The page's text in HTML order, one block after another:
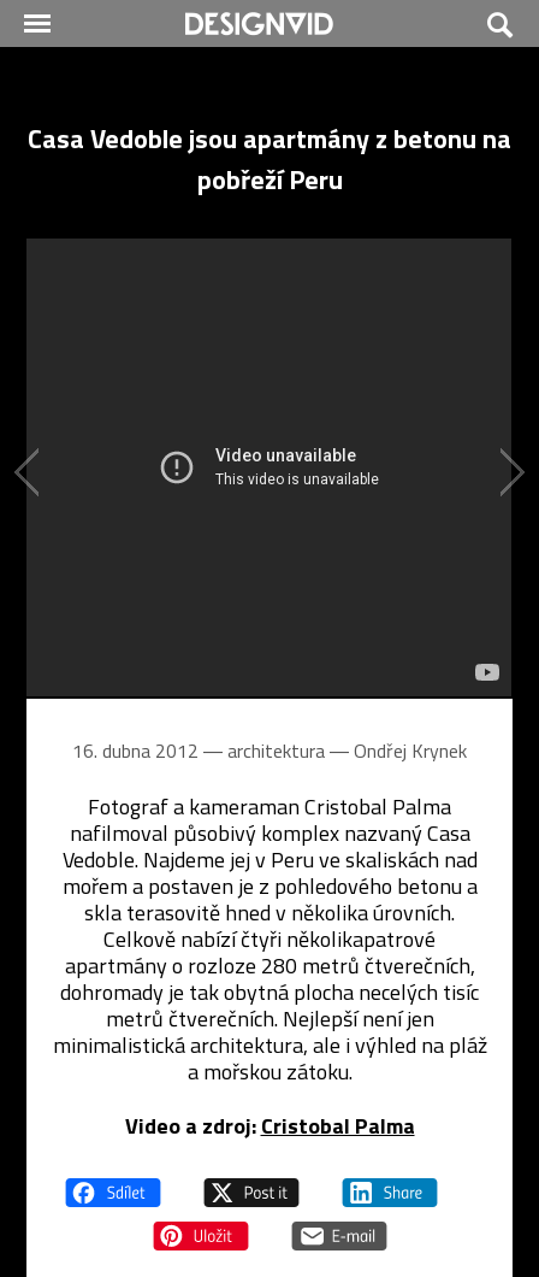
Casa Vedoble jsou apartmány z betonu na
pobřeží Peru
16. dubna 2012 ― architektura ―Ondřej Krynek
Fotograf a kameraman Cristobal Palma
nafilmoval působivý komplex nazvaný Casa
Vedoble. Najdeme jej v Peru ve skaliskách nad
mořem a postaven je z pohledového betonu a
skla terasovitě hned v několika úrovních.
Celkově nabízí čtyři několikapatrové
apartmány o rozloze 280 metrů čtverečních,
dohromady je tak obytná plocha necelých tisíc
metrů čtverečních. Nejlepší není jen
minimalistická architektura, ale i výhled na pláž
a mořskou zátoku.
Video a zdroj: Cristobal Palma